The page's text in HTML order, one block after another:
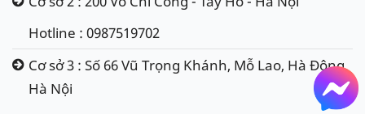
Hotline : 0987519702
Cơ sở 3 : Số 66 Vũ Trọng Khánh, Mỗ Lao, Hà Đông,
Hà Nội